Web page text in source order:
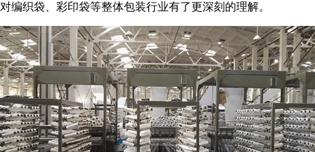
对编织袋、彩印袋等整体包装行业有了更深刻的理解。